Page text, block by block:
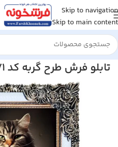
Skip to navigation
Skip to main content
خانه/تابلو فرش/تابلو فرش حیوانات
تابلو فرش طرح گربه کد 6071